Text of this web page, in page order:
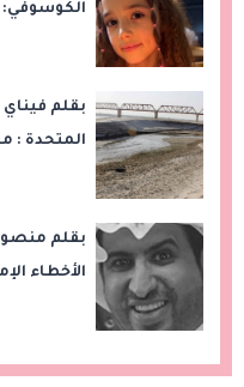
الكوسوفي:
بقلم فيناي
المتحدة :
بقلم
الأخطاء